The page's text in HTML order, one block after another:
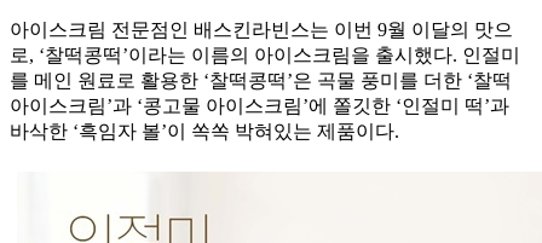
아이스크림 전문점인 배스킨라빈스는 이번 9월 이달의 맛으
로, ‘찰떡콩떡’이라는 이름의 아이스크림을 출시했다. 인절미
를 메인 원료로 활용한 ‘찰떡콩떡’은 곡물 풍미를 더한 ‘찰떡
아이스크림’과 ‘콩고물 아이스크림’에 쫄깃한 ‘인절미 떡’과
바삭한 ‘흑임자 볼’이 쏙쏙 박혀있는 제품이다.